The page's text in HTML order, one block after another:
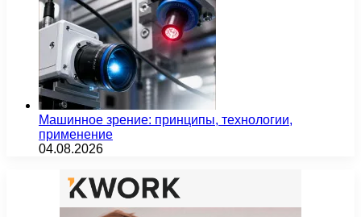
Машинное зрение: принципы, технологии,
применение
04.08.2026